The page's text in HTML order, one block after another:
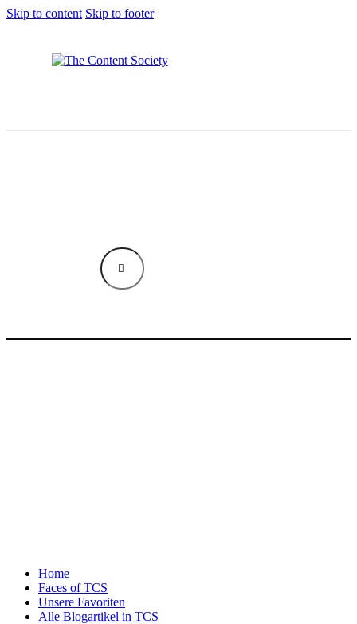
Skip to content Skip to footer
Home
Faces of TCS
Unsere Favoriten
Alle Blogartikel in TCS